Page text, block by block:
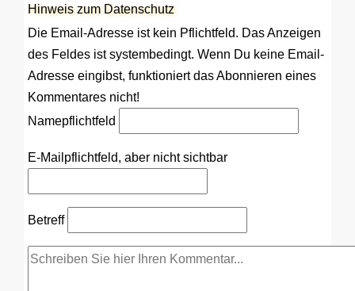
Hinweis zum Datenschutz
Die Email-Adresse ist kein Pflichtfeld. Das Anzeigen
des Feldes ist systembedingt. Wenn Du keine Email-
Adresse eingibst, funktioniert das Abonnieren eines
Kommentares nicht!
Namepflichtfeld
E-Mail pflichtfeld, aber nicht sichtbar
Betreff